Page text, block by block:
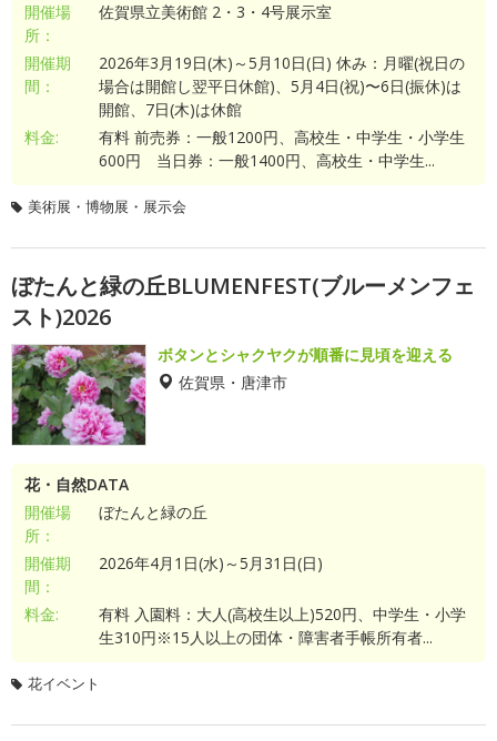
開催場
所：
佐賀県立美術館 2・3・4号展示室
開催期
間：
2026年3月19日(木)～5月10日(日) 休み：月曜(祝日の
場合は開館し翌平日休館)、5月4日(祝)〜6日(振休)は
開館、7日(木)は休館
料金:
有料 前売券：一般1200円、高校生・中学生・小学生
600円 当日券：一般1400円、高校生・中学生...
美術展・博物展・展示会
ぼたんと緑の丘BLUMENFEST(ブルーメンフェ
スト)2026
ボタンとシャクヤクが順番に見頃を迎える
佐賀県・唐津市
花・自然DATA
開催場
所：
ぼたんと緑の丘
開催期
間：
2026年4月1日(水)～5月31日(日)
料金:
有料 入園料：大人(高校生以上)520円、中学生・小学
生310円※15人以上の団体・障害者手帳所有者...
花イベント